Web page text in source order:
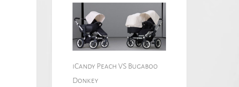
iCandy Peach VS Bugaboo
Donkey